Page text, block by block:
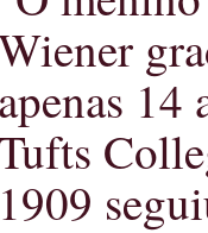
apenas 14
1909